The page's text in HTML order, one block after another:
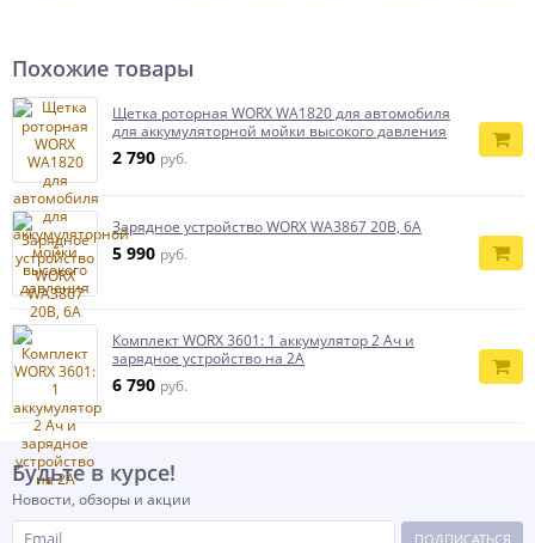
Похожие товары
Щетка роторная WORX WA1820 для автомобиля
для аккумуляторной мойки высокого давления
2 790 руб.
Зарядное устройство WORX WA3867 20В, 6A
5 990 руб.
Комплект WORX 3601: 1 аккумулятор 2 Ач и
зарядное устройство на 2А
6 790 руб.
Будьте в курсе!
Новости, обзоры и акции
ПОДПИСАТЬСЯ